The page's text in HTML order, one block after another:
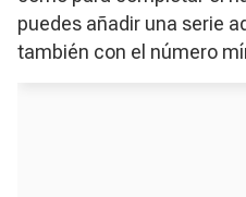
puedes añadir una serie
también con el número